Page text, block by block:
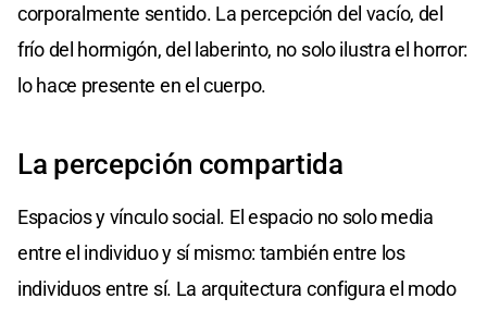
corporalmente sentido. La percepción del vacío, del
frío del hormigón, del laberinto, no solo ilustra el horror:
lo hace presente en el cuerpo.
La percepción compartida
Espacios y vínculo social. El espacio no solo media
entre el individuo y sí mismo: también entre los
individuos entre sí. La arquitectura configura el modo